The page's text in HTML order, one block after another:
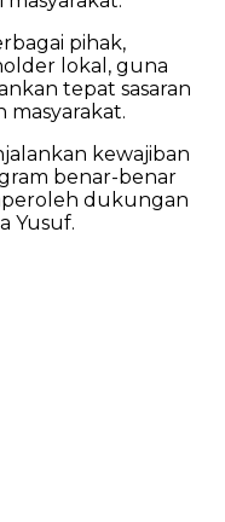
pihak,
lokal, guna
tepat sasaran
kewajiban
benar-benar
dukungan
Yusuf.